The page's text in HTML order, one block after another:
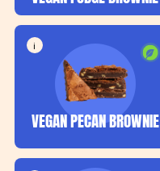
i
VEGAN PECAN BROWNIE